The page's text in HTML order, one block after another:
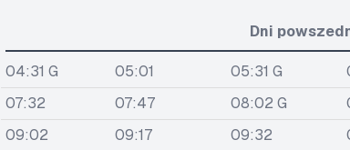
Dni
04:31 G 05:01 05:31 G
07:32
07:47 08:02 G
09:02
09:17 09:32